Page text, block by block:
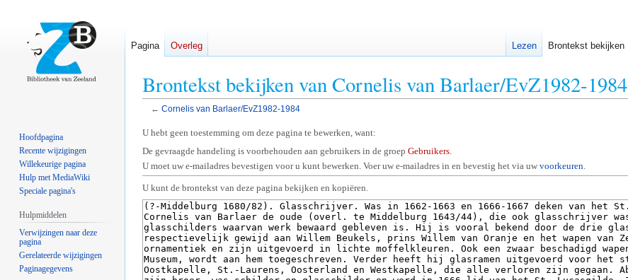
Brontekst bekijken van Cornelis van Barlaer/EvZ1982-1984
← Cornelis van Barlaer/EvZ1982-1984
Naar
navigatie
springen
Naar
zoeken
springen
U hebt geen toestemming om deze pagina te bewerken, want:
De gevraagde handeling is voorbehouden aan gebruikers in de groep Gebruikers.
U moet uw e-mailadres bevestigen voor u kunt bewerken. Voer uw e-mailadres in en bevestig het via uw voorkeuren.
U kunt de brontekst van deze pagina bekijken en kopiëren.
Pagina Overleg Lezen Brontekst bekijken
Hoofdpagina
Recente wijzigingen
Willekeurige pagina
Hulp met MediaWiki
Speciale pagina's
Hulpmiddelen
Verwijzingen naar deze
pagina
Gerelateerde wijzigingen
Paginagegevens